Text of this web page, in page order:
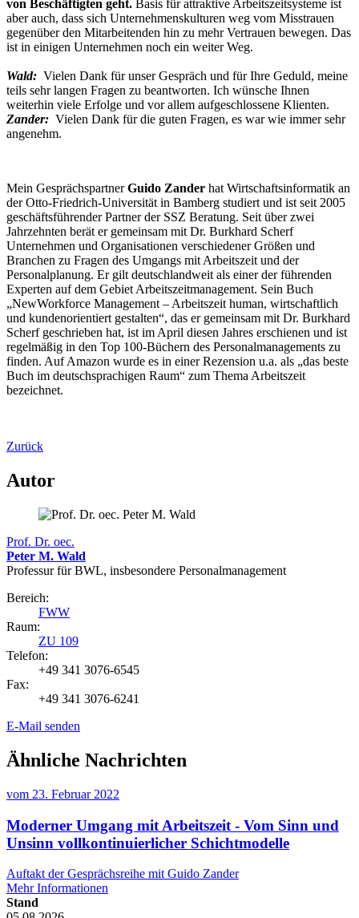
von Beschäftigten geht. Basis für attraktive Arbeitszeitsysteme ist
aber auch, dass sich Unternehmenskulturen weg vom Misstrauen
gegenüber den Mitarbeitenden hin zu mehr Vertrauen bewegen. Das
ist in einigen Unternehmen noch ein weiter Weg.
Wald: Vielen Dank für unser Gespräch und für Ihre Geduld, meine
teils sehr langen Fragen zu beantworten. Ich wünsche Ihnen
weiterhin viele Erfolge und vor allem aufgeschlossene Klienten.
Zander: Vielen Dank für die guten Fragen, es war wie immer sehr
angenehm.
Mein GesprächspartnerGuido Zander hat Wirtschaftsinformatik an
der Otto-Friedrich-Universität in Bamberg studiert und ist seit 2005
geschäftsführender Partner der SSZ Beratung. Seit über zwei
Jahrzehnten berät er gemeinsam mit Dr. Burkhard Scherf
Unternehmen und Organisationen verschiedener Größen und
Branchen zu Fragen des Umgangs mit Arbeitszeit und der
Personalplanung. Er gilt deutschlandweit als einer der führenden
Experten auf dem Gebiet Arbeitszeitmanagement. Sein Buch
„NewWorkforce Management – Arbeitszeit human, wirtschaftlich
und kundenorientiert gestalten“, das er gemeinsam mit Dr. Burkhard
Scherf geschrieben hat, ist im April diesen Jahres erschienen und ist
regelmäßig in den Top 100-Büchern des Personalmanagements zu
finden. Auf Amazon wurde es in einer Rezension u.a. als „das beste
Buch im deutschsprachigen Raum“ zum Thema Arbeitszeit
bezeichnet.
Zurück
Autor
Prof. Dr. oec.
Peter M. Wald
Professur für BWL, insbesondere Personalmanagement
Bereich:
FWW
Raum:
ZU 109
Telefon:
+49 341 3076-6545
Fax:
+49 341 3076-6241
E-Mail senden
Ähnliche Nachrichten
vom 23. Februar 2022
Moderner Umgang mit Arbeitszeit - Vom Sinn und
Unsinn vollkontinuierlicher Schichtmodelle
Auftakt der Gesprächsreihe mit Guido Zander
Mehr Informationen
Stand